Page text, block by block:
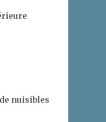
nuisibles